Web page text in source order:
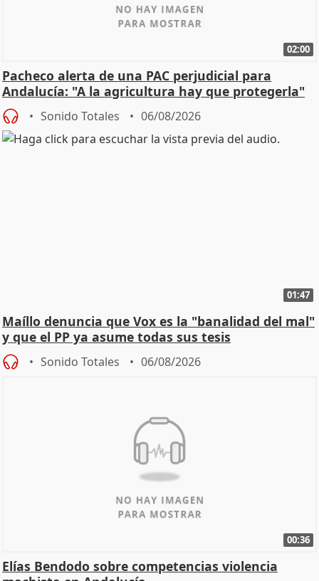
02:00
Pacheco alerta de una PAC perjudicial para
Andalucía: "A la agricultura hay que protegerla"
Sonido Totales 06/08/2026
01:47
Maíllo denuncia que Vox es la "banalidad del mal"
y que el PP ya asume todas sus tesis
Sonido Totales 06/08/2026
00:36
Elías Bendodo sobre competencias violencia